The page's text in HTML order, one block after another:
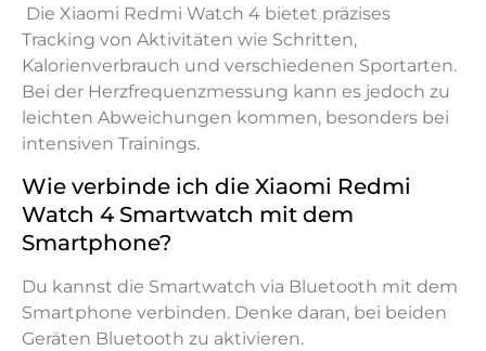
Die Xiaomi Redmi Watch 4 bietet präzises
Tracking von Aktivitäten wie Schritten,
Kalorienverbrauch und verschiedenen Sportarten.
Bei der Herzfrequenzmessung kann es jedoch zu
leichten Abweichungen kommen, besonders bei
intensiven Trainings.
Wie verbinde ich die Xiaomi Redmi
Watch 4 Smartwatch mit dem
Smartphone?
Du kannst die Smartwatch via Bluetooth mit dem
Smartphone verbinden. Denke daran, bei beiden
Geräten Bluetooth zu aktivieren.